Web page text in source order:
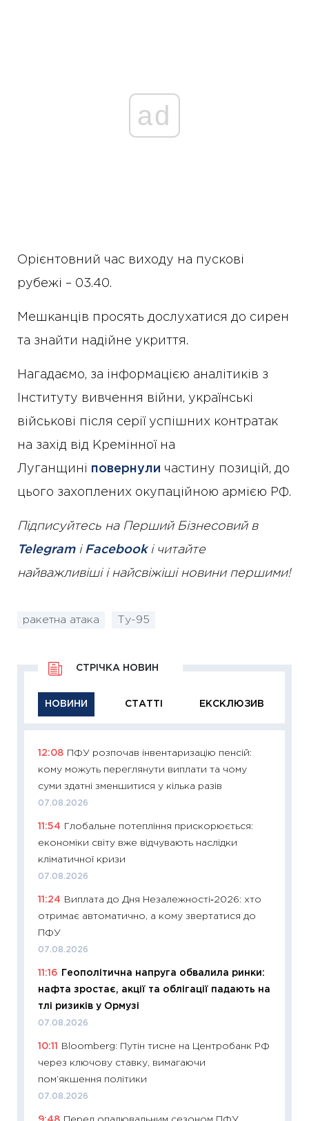
ad
Орієнтовний час виходу на пускові
рубежі – 03.40.
Мешканців просять дослухатися до сирен
та знайти надійне укриття.
Нагадаємо, за інформацією аналітиків з
Інституту вивчення війни, українські
військові після серії успішних контратак
на захід від Кремінної на
Луганщині повернули частину позицій, до
цього захоплених окупаційною армією РФ.
Підписуйтесь на Перший Бізнесовий в
Telegramі Facebookі читайте
найважливіші і найсвіжіші новини першими!
ракетна атака Ту-95
НОВИНИ СТАТТІ ЕКСКЛЮЗИВ
СТРІЧКА НОВИН
12:08
ПФУ розпочав інвентаризацію пенсій:
кому можуть переглянути виплати та чому
суми здатні зменшитися у кілька разів
07.08.2026
11:54
Глобальне потепління прискорюється:
економіки світу вже відчувають наслідки
кліматичної кризи
07.08.2026
11:24
Виплата до Дня Незалежності‑2026: хто
отримає автоматично, а кому звертатися до
ПФУ
07.08.2026
11:16
Геополітична напруга обвалила ринки:
нафта зростає, акції та облігації падають на
тлі ризиків у Ормузі
07.08.2026
10:11
Bloomberg: Путін тисне на Центробанк РФ
через ключову ставку, вимагаючи
пом’якшення політики
07.08.2026